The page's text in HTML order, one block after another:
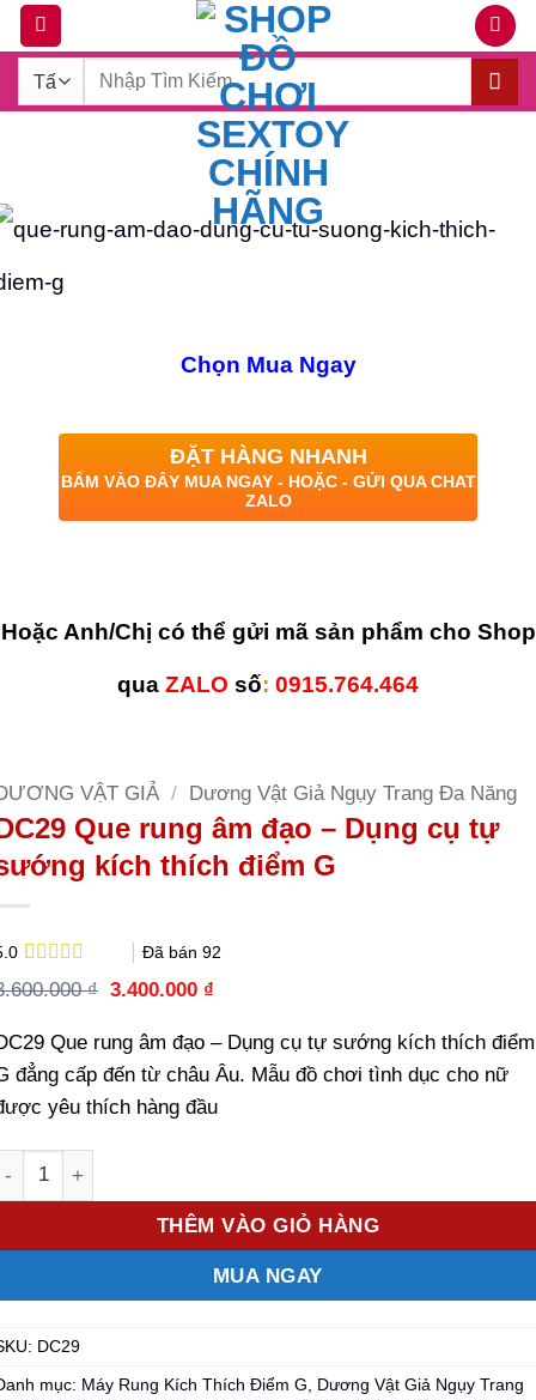
Bỏ
qua
dung
Tìm
Chọn Mua Ngay
ĐẶT HÀNG NHANH
BẤM VÀO ĐÂY MUA NGAY - HOẶC - GỬI QUA CHAT
ZALO
Hoặc Anh/Chị có thể gửi mã sản phẩm cho Shop
qua ZALO số: 0915.764.464
VẬT GIẢ / Dương Vật Giả Ngụy Trang Đa Năng
Que rung âm đạo – Dụng cụ tự
kích thích điểm G
5.0 trên 5
dựa trên
1
Đã bán 92
₫ Giá
3.600.000 ₫.
3.400.000 ₫
là:
3.400.000 ₫.
Que rung âm đạo – Dụng cụ tự sướng kích thích điểm
đẳng cấp đến từ châu Âu. Mẫu đồ chơi tình dục cho nữ
yêu thích hàng đầu
lượng
THÊM VÀO GIỎ HÀNG
MUA NGAY
DC29
mục: Máy Rung Kích Thích Điểm G, Dương Vật Giả Ngụy Trang